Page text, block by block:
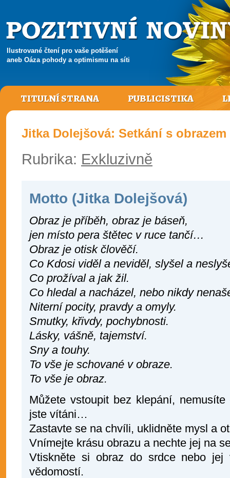
Ilustrované čtení pro vaše potěšení
aneb Oáza pohody a optimismu na síti
TITULNÍ STRANA PUBLICISTIKA
Jitka Dolejšová: Setkání s
Rubrika: Exkluzivně
Motto (Jitka Dolejšová)
Obraz je příběh, obraz je báseň,
jen místo pera štětec v ruce tančí…
Obraz je otisk člověčí.
Co Kdosi viděl a neviděl, slyšel a
Co prožíval a jak žil.
Co hledal a nacházel, nebo nikdy
Niterní pocity, pravdy a omyly.
Smutky, křivdy, pochybnosti.
Lásky, vášně, tajemství.
Sny a touhy.
To vše je schované v obraze.
To vše je obraz.
Můžete vstoupit bez klepání,
jste vítáni…
Zastavte se na chvíli, uklidněte mysl a
Vnímejte krásu obrazu a nechte jej na
Vtiskněte si obraz do srdce nebo jej
vědomostí.